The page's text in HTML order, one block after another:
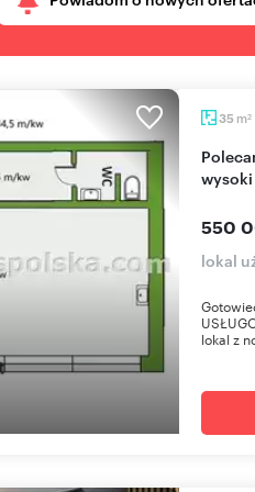
35 m2
Polecam lokal usługowy 34,5 m² z najemcą,
550
lokal
lokal z